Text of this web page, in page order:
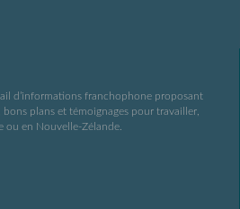
d’informations franchophone proposant
bons plans et témoignages pour travailler,
ou en Nouvelle-Zélande.